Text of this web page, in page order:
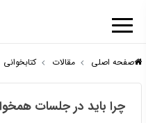
صفحه اصلی مقالات کتابخوانی
چرا باید در جلسات